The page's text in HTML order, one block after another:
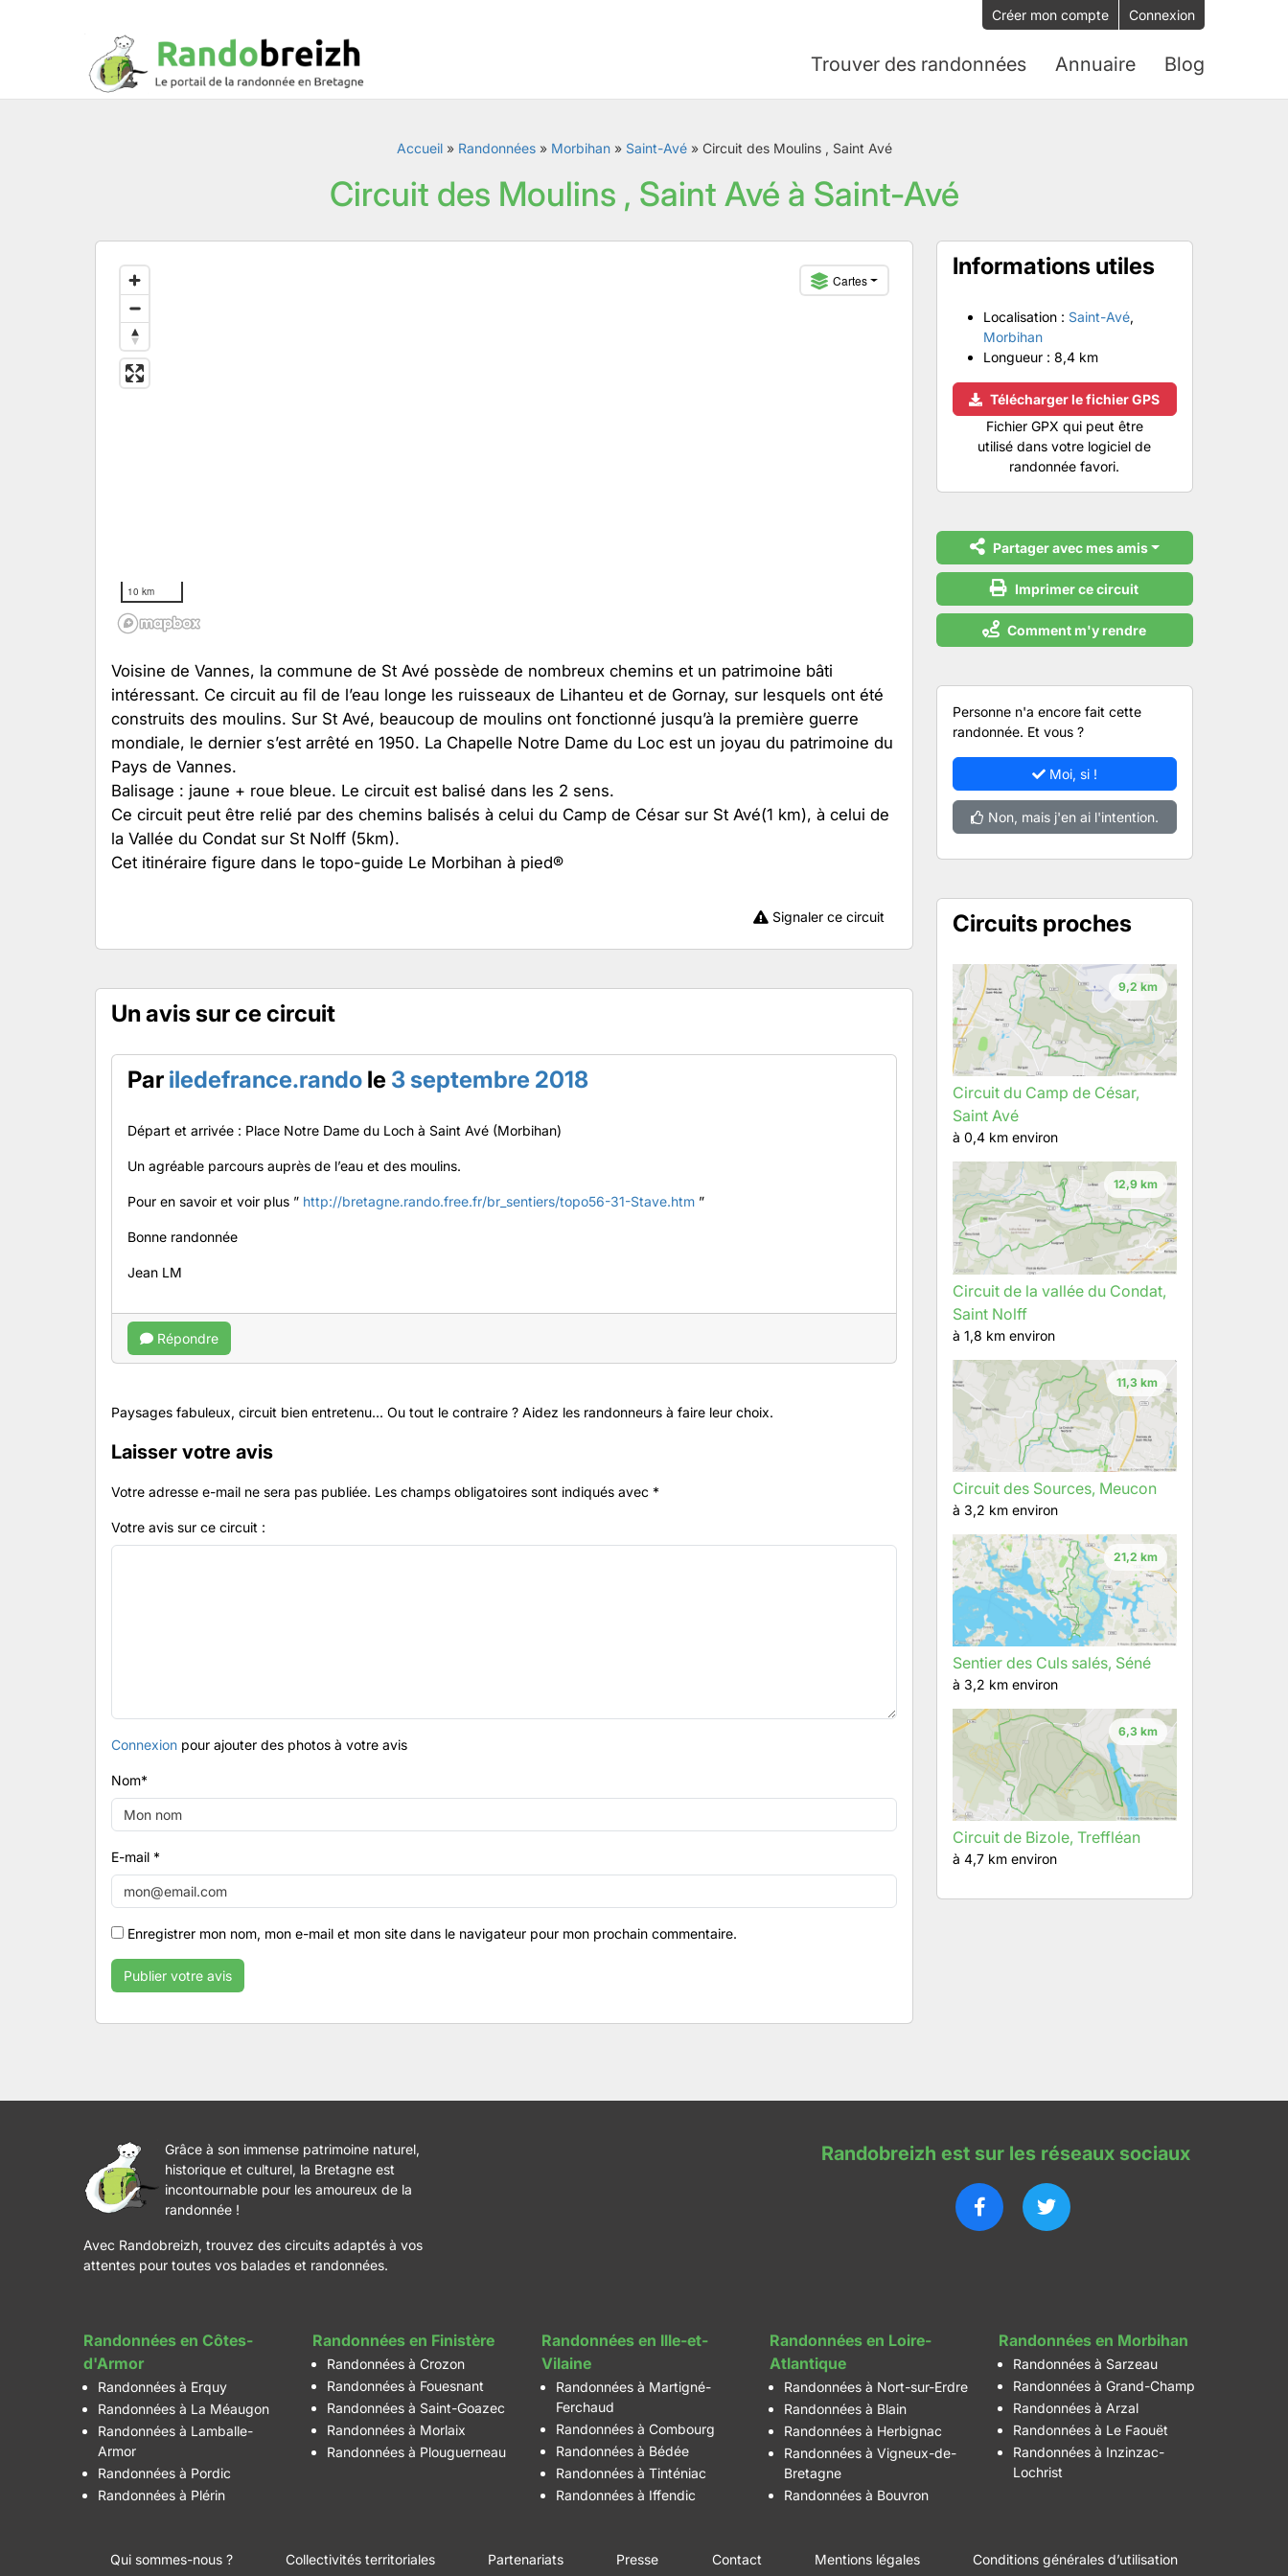
Créer mon compte Connexion
Trouver des randonnées Annuaire Blog
Accueil» Randonnées» Morbihan» Saint-Avé» Circuit des Moulins , Saint Avé
Circuit des Moulins , Saint Avé à Saint-Avé
Cartes
10 km
Voisine de Vannes, la commune de St Avé possède de nombreux chemins et un patrimoine bâti
intéressant. Ce circuit au fil de l’eau longe les ruisseaux de Lihanteu et de Gornay, sur lesquels ont été
construits des moulins. Sur St Avé, beaucoup de moulins ont fonctionné jusqu’à la première guerre
mondiale, le dernier s’est arrêté en 1950. La Chapelle Notre Dame du Loc est un joyau du patrimoine du
Pays de Vannes.
Balisage : jaune + roue bleue. Le circuit est balisé dans les 2 sens.
Ce circuit peut être relié par des chemins balisés à celui du Camp de César sur St Avé(1 km), à celui de
la Vallée du Condat sur St Nolff (5km).
Cet itinéraire figure dans le topo-guide Le Morbihan à pied®
Signaler ce circuit
Un avis sur ce circuit
Par iledefrance.rando le 3 septembre 2018
Départ et arrivée : Place Notre Dame du Loch à Saint Avé (Morbihan)
Un agréable parcours auprès de l’eau et des moulins.
Pour en savoir et voir plus ” http://bretagne.rando.free.fr/br_sentiers/topo56-31-Stave.htm ”
Bonne randonnée
Jean LM
Répondre
Paysages fabuleux, circuit bien entretenu... Ou tout le contraire ? Aidez les randonneurs à faire leur choix.
Laisser votre avis
Votre adresse e-mail ne sera pas publiée. Les champs obligatoires sont indiqués avec *
Votre avis sur ce circuit :
Connexion pour ajouter des photos à votre avis
Nom*
E-mail *
Enregistrer mon nom, mon e-mail et mon site dans le navigateur pour mon prochain commentaire.
Informations utiles
Localisation : Saint-Avé,
Morbihan
Longueur : 8,4 km
Télécharger le fichier GPS
Fichier GPX qui peut être
utilisé dans votre logiciel de
randonnée favori.
Partager avec mes amis
Imprimer ce circuit
Comment m'y rendre
Personne n'a encore fait cette
randonnée. Et vous ?
Moi, si !
Non, mais j'en ai l'intention.
Circuits proches
9,2 km
Circuit du Camp de César,
Saint Avé
à 0,4 km environ
12,9 km
Circuit de la vallée du Condat,
Saint Nolff
à 1,8 km environ
11,3 km
Circuit des Sources, Meucon
à 3,2 km environ
21,2 km
Sentier des Culs salés, Séné
à 3,2 km environ
6,3 km
Circuit de Bizole, Treffléan
à 4,7 km environ
Grâce à son immense patrimoine naturel,
historique et culturel, la Bretagne est
incontournable pour les amoureux de la
randonnée !
Avec Randobreizh, trouvez des circuits adaptés à vos
attentes pour toutes vos balades et randonnées.
Randobreizh est sur les réseaux sociaux
Randonnées en Côtes-
d'Armor
Randonnées à Erquy
Randonnées à La Méaugon
Randonnées à Lamballe-
Armor
Randonnées à Pordic
Randonnées à Plérin
Randonnées en Finistère
Randonnées à Crozon
Randonnées à Fouesnant
Randonnées à Saint-Goazec
Randonnées à Morlaix
Randonnées à Plouguerneau
Randonnées en Ille-et-
Vilaine
Randonnées à Martigné-
Ferchaud
Randonnées à Combourg
Randonnées à Bédée
Randonnées à Tinténiac
Randonnées à Iffendic
Randonnées en Loire-
Atlantique
Randonnées à Nort-sur-Erdre
Randonnées à Blain
Randonnées à Herbignac
Randonnées à Vigneux-de-
Bretagne
Randonnées à Bouvron
Randonnées en Morbihan
Randonnées à Sarzeau
Randonnées à Grand-Champ
Randonnées à Arzal
Randonnées à Le Faouët
Randonnées à Inzinzac-
Lochrist
Qui sommes-nous ? Collectivités territoriales Partenariats Presse Contact Mentions légales Conditions générales d’utilisation